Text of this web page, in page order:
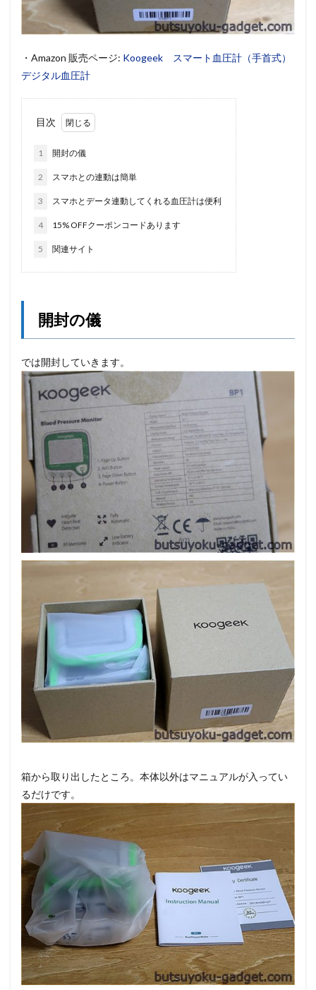
・Amazon 販売ページ: Koogeek スマート血圧計（手首式）
デジタル血圧計
目次
1 開封の儀
2 スマホとの連動は簡単
3 スマホとデータ連動してくれる血圧計は便利
4 15% OFFクーポンコードあります
5 関連サイト
開封の儀
では開封していきます。
箱から取り出したところ。本体以外はマニュアルが入ってい
るだけです。